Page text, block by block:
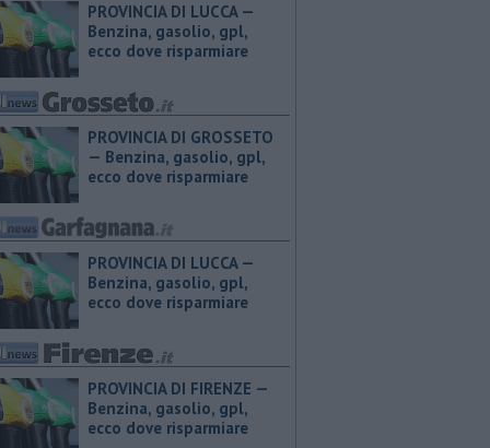
PROVINCIA DI LUCCA — ​
Benzina, gasolio, gpl,
ecco dove risparmiare
PROVINCIA DI GROSSETO
— ​Benzina, gasolio, gpl,
ecco dove risparmiare
PROVINCIA DI LUCCA — ​
Benzina, gasolio, gpl,
ecco dove risparmiare
PROVINCIA DI FIRENZE — ​
Benzina, gasolio, gpl,
ecco dove risparmiare